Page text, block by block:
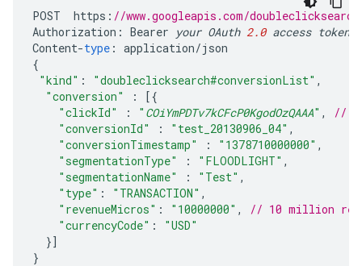
POST https : //www.googleapis.com/
Authorization : Bearer your OAuth 2.0 access token
Content-type : application/json
{
"kind" : "doubleclicksearch#conversionList" ,
"conversion"
:
[{
"clickId"
: " COiYmPDTv7kCFcP0KgodOzQAAA" ,
//
"conversionId"
: "test_20130906_04" ,
"conversionTimestamp"
: "1378710000000" ,
"segmentationType"
: "FLOODLIGHT" ,
"segmentationName"
: "Test" ,
"type" : "TRANSACTION" ,
"revenueMicros" : "10000000" ,
// 10 million
"currencyCode" :
"USD"
}]
}